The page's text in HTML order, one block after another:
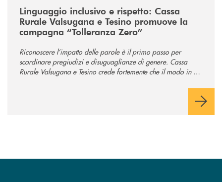
Linguaggio inclusivo e rispetto: Cassa
Rurale Valsugana e Tesino promuove la
campagna “Tolleranza Zero”
Riconoscere l’impatto delle parole è il primo passo per
scardinare pregiudizi e disuguaglianze di genere. Cassa
Rurale Valsugana e Tesino crede fortemente che il modo in cui